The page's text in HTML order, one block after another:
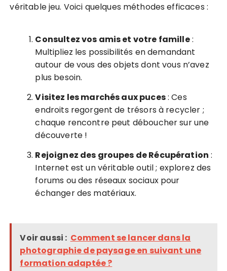
véritable jeu. Voici quelques méthodes efficaces :
Consultez vos amis et votre famille:
Multipliez les possibilités en demandant
autour de vous des objets dont vous n’avez
plus besoin.
Visitez les marchés aux puces: Ces
endroits regorgent de trésors à recycler ;
chaque rencontre peut déboucher sur une
découverte !
Rejoignez des groupes de Récupération :
Internet est un véritable outil ; explorez des
forums ou des réseaux sociaux pour
échanger des matériaux.
Voir aussi : Comment se lancer dans la
photographie de paysage en suivant une
formation adaptée ?